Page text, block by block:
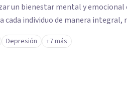
un bienestar mental y emocional
cada individuo de manera integral,
y espíritu en el proceso de
es inquebrantable, y estoy
Depresión +7 más